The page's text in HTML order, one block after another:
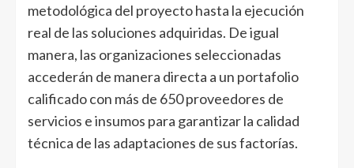
metodológica del proyecto hasta la ejecución
real de las soluciones adquiridas. De igual
manera, las organizaciones seleccionadas
accederán de manera directa a un portafolio
calificado con más de 650 proveedores de
servicios e insumos para garantizar la calidad
técnica de las adaptaciones de sus factorías.